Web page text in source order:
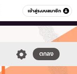
เข้าสู่ระบบสมาชิก
หมวดอื่นๆ
ตกลง